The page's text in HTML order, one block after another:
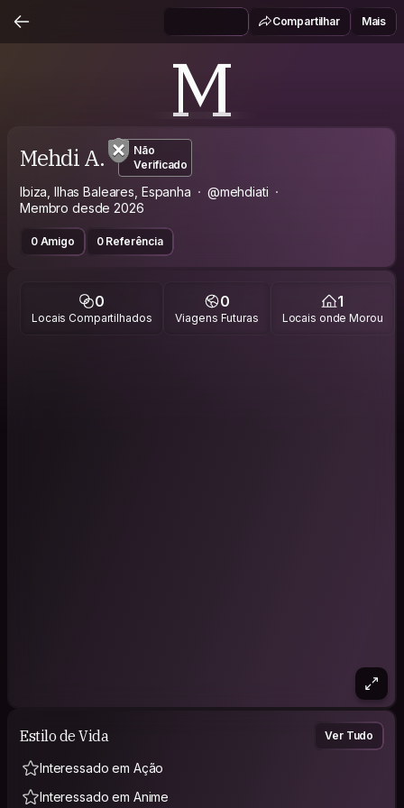
Compartilhar Mais
M
Mehdi A.
Não
Verificado
Ibiza, Ilhas Baleares, Espanha
@mehdiati
Membro desde 2026
0 Amigo 0 Referência
0
Locais Compartilhados
0
Viagens Futuras
1
Locais onde Morou
Estilo de Vida Ver Tudo
Interessado em Ação
Interessado em Anime